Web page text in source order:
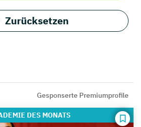
Zurücksetzen
Gesponserte Premiumprofile
DES MONATS